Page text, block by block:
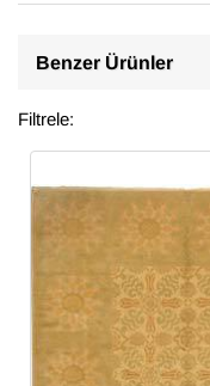
Benzer Ürünler
Filtrele: